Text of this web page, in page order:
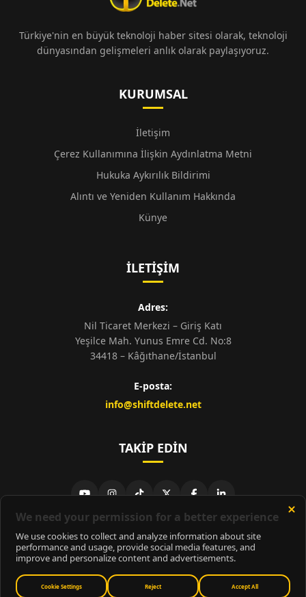
Türkiye'nin en büyük teknoloji haber sitesi olarak, teknoloji
dünyasından gelişmeleri anlık olarak paylaşıyoruz.
KURUMSAL
İletişim
Çerez Kullanımına İlişkin Aydınlatma Metni
Hukuka Aykırılık Bildirimi
Alıntı ve Yeniden Kullanım Hakkında
Künye
İLETIŞIM
Adres:
Nil Ticaret Merkezi – Giriş Katı
Yeşilce Mah. Yunus Emre Cd. No:8
34418 – Kâğıthane/İstanbul
E-posta:
info@shiftdelete.net
TAKIP EDIN
© 2026ShiftDelete.Net- Tüm hakları saklıdır.
ShiftDelete.Net, İnternet Medyası ve Bilişim Muhabirleri Derneği